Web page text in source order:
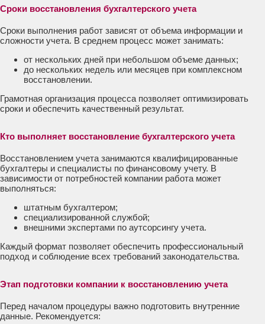
Сроки восстановления бухгалтерского учета
Сроки выполнения работ зависят от объема информации и
сложности учета. В среднем процесс может занимать:
от нескольких дней при небольшом объеме данных;
до нескольких недель или месяцев при комплексном
восстановлении.
Грамотная организация процесса позволяет оптимизировать
сроки и обеспечить качественный результат.
Кто выполняет восстановление бухгалтерского учета
Восстановлением учета занимаются квалифицированные
бухгалтеры и специалисты по финансовому учету. В
зависимости от потребностей компании работа может
выполняться:
штатным бухгалтером;
специализированной службой;
внешними экспертами по аутсорсингу учета.
Каждый формат позволяет обеспечить профессиональный
подход и соблюдение всех требований законодательства.
Этап подготовки компании к восстановлению учета
Перед началом процедуры важно подготовить внутренние
данные. Рекомендуется: